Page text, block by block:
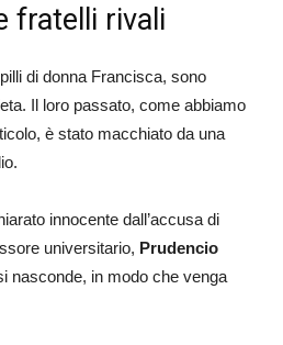
fratelli rivali
di donna Francisca, sono
Il loro passato, come abbiamo
è stato macchiato da una
innocente dall’accusa di
universitario, Prudencio
nasconde, in modo che venga